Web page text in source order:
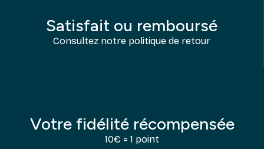
Satisfait ou remboursé
Consultez notre politique de retour
Votre fidélité récompensée
10€ = 1 point